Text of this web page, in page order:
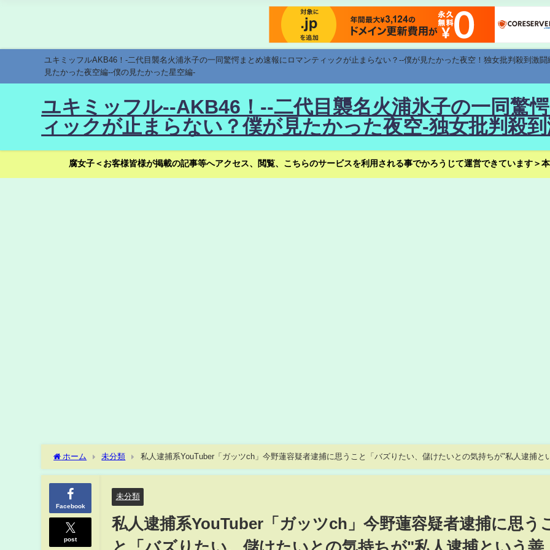
ユキミッフルAKB46！-二代目襲名火浦氷子の一同驚愕まとめ速報にロマンティックが止まらない？--僕が見たかった夜空！独女批判殺到激
見たかった夜空編--僕の見たかった星空編-
ユキミッフル--AKB46！--二代目襲名火浦氷子の一同驚
ィックが止まらない？僕が見たかった夜空-独女批判殺
腐女子＜お客様皆様が掲載の記事等へアクセス、閲覧、こちらのサービスを利用される事でかろうじて運営できています＞
ホーム 未分類
私人逮捕系YouTuber「ガッツch」今野蓮容疑者逮捕に思うこと「バズりたい、儲けたいとの気持ちが"私人逮捕と
意"を上回ってしまった結果では？」
Facebook
post
未分類
私人逮捕系YouTuber「ガッツch」今野蓮容疑者逮捕に思う